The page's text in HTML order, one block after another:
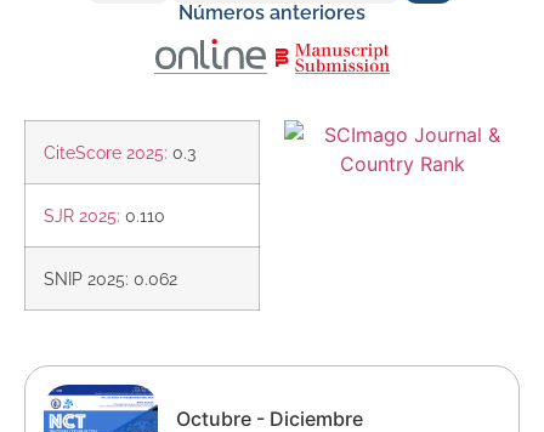
Números anteriores
CiteScore 2025: 0.3
SJR 2025: 0.110
SNIP 2025: 0.062
Octubre - Diciembre